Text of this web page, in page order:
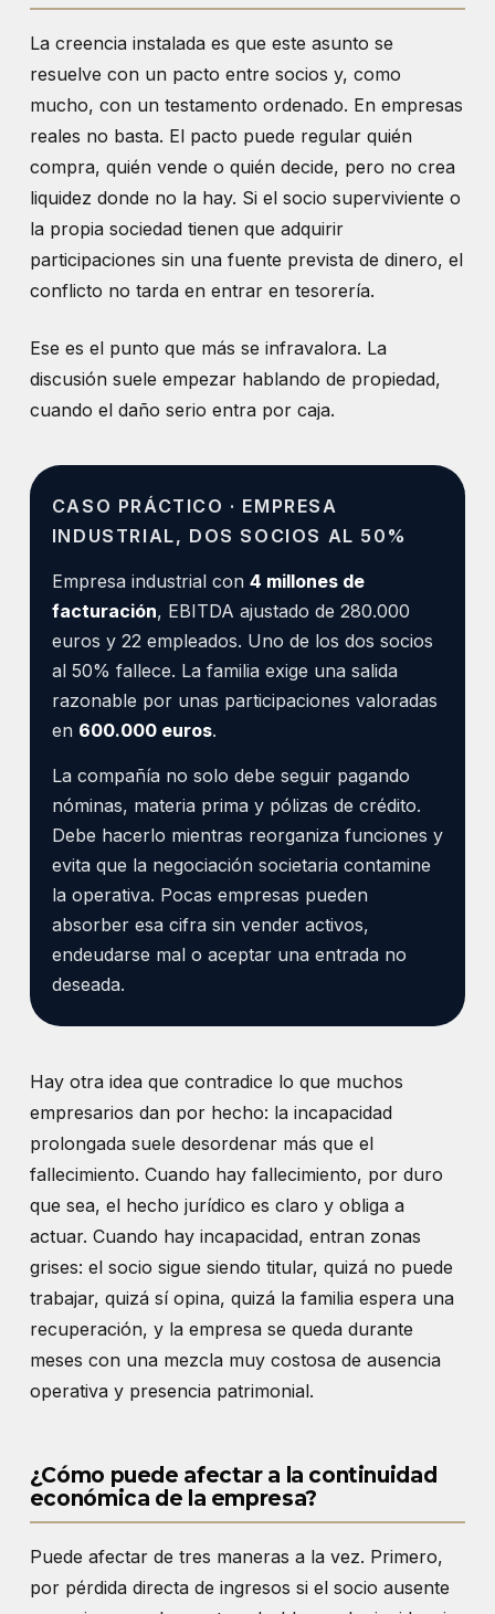
La creencia instalada es que este asunto se
resuelve con un pacto entre socios y, como
mucho, con un testamento ordenado. En empresas
reales no basta. El pacto puede regular quién
compra, quién vende o quién decide, pero no crea
liquidez donde no la hay. Si el socio superviviente o
la propia sociedad tienen que adquirir
participaciones sin una fuente prevista de dinero, el
conflicto no tarda en entrar en tesorería.
Ese es el punto que más se infravalora. La
discusión suele empezar hablando de propiedad,
cuando el daño serio entra por caja.
CASO PRÁCTICO · EMPRESA
INDUSTRIAL, DOS SOCIOS AL 50%
Empresa industrial con 4 millones de
facturación, EBITDA ajustado de 280.000
euros y 22 empleados. Uno de los dos socios
al 50% fallece. La familia exige una salida
razonable por unas participaciones valoradas
en 600.000 euros.
La compañía no solo debe seguir pagando
nóminas, materia prima y pólizas de crédito.
Debe hacerlo mientras reorganiza funciones y
evita que la negociación societaria contamine
la operativa. Pocas empresas pueden
absorber esa cifra sin vender activos,
endeudarse mal o aceptar una entrada no
deseada.
Hay otra idea que contradice lo que muchos
empresarios dan por hecho: la incapacidad
prolongada suele desordenar más que el
fallecimiento. Cuando hay fallecimiento, por duro
que sea, el hecho jurídico es claro y obliga a
actuar. Cuando hay incapacidad, entran zonas
grises: el socio sigue siendo titular, quizá no puede
trabajar, quizá sí opina, quizá la familia espera una
recuperación, y la empresa se queda durante
meses con una mezcla muy costosa de ausencia
operativa y presencia patrimonial.
¿Cómo puede afectar a la continuidad
económica de la empresa?
Puede afectar de tres maneras a la vez. Primero,
por pérdida directa de ingresos si el socio ausente